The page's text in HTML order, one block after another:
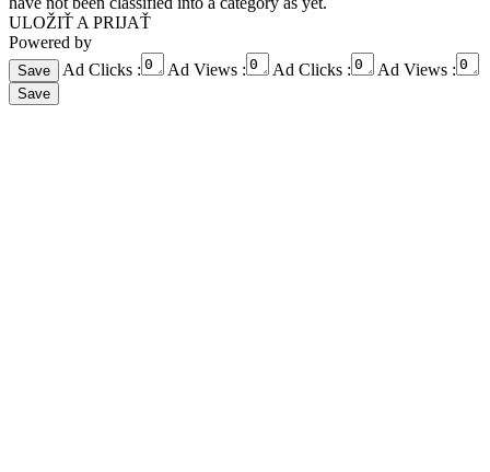
ULOŽIŤ A PRIJAŤ
Powered by
Ad Clicks :
Ad Views : Ad Clicks : Ad Views :